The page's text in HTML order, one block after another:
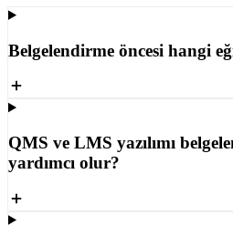
Belgelendirme öncesi hangi
QMS ve LMS yazılımı
yardımcı olur?